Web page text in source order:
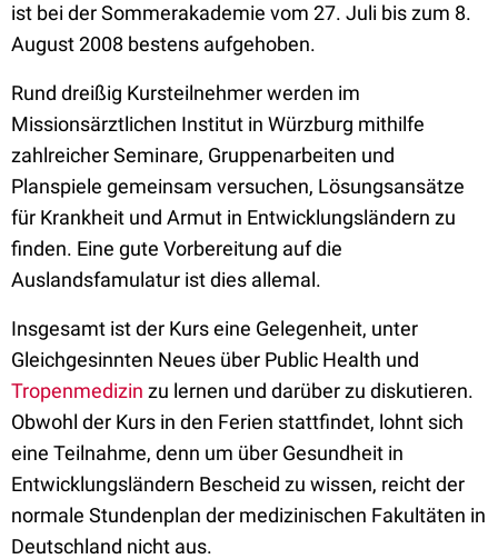
ist bei der Sommerakademie vom 27. Juli bis zum 8.
August 2008 bestens aufgehoben.
Rund dreißig Kursteilnehmer werden im
Missionsärztlichen Institut in Würzburg mithilfe
zahlreicher Seminare, Gruppenarbeiten und
Planspiele gemeinsam versuchen, Lösungsansätze
für Krankheit und Armut in Entwicklungsländern zu
finden. Eine gute Vorbereitung auf die
Auslandsfamulatur ist dies allemal.
Insgesamt ist der Kurs eine Gelegenheit, unter
Gleichgesinnten Neues über Public Health und
Tropenmedizin zu lernen und darüber zu diskutieren.
Obwohl der Kurs in den Ferien stattfindet, lohnt sich
eine Teilnahme, denn um über Gesundheit in
Entwicklungsländern Bescheid zu wissen, reicht der
normale Stundenplan der medizinischen Fakultäten in
Deutschland nicht aus.